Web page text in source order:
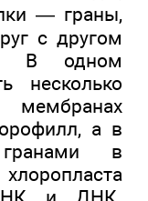
— граны,
с другом
В одном
несколько
а в
в